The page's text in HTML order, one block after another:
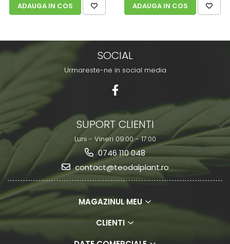
ADAUGA IN COS ADAUGA IN COS
SOCIAL
Urmareste-ne in social media
SUPORT CLIENTI
Luni - Vineri 09:00 - 17:00
0746 110 048
contact@teodalplant.ro
MAGAZINUL MEU
CLIENTI